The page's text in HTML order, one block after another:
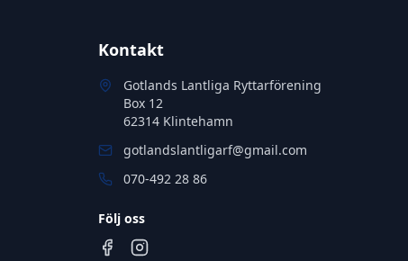
Kontakt
Gotlands Lantliga Ryttarförening
Box 12
62314 Klintehamn
gotlandslantligarf@gmail.com
070-492 28 86
Följ oss